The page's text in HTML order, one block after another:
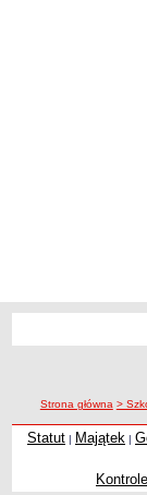
Licea
Zespoły Szkół
Techniczne
PRZEDSZKOLA
ścieżka nawigacji
Strona główna >
Statut | Majątek |
Kontrole